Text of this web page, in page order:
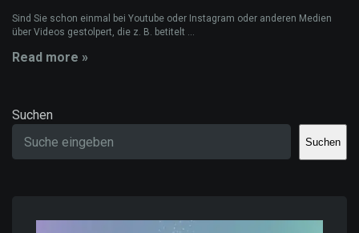
Sind Sie schon einmal bei Youtube oder Instagram oder anderen Medien
über Videos gestolpert, die z. B. betitelt ...
Read more »
Suchen
Suchen